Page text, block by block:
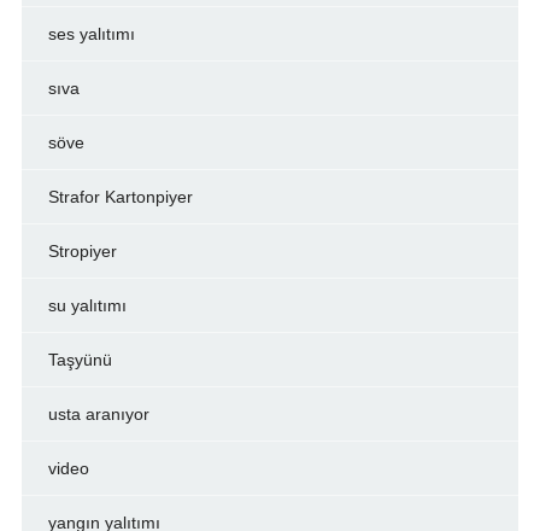
ses yalıtımı
sıva
söve
Strafor Kartonpiyer
Stropiyer
su yalıtımı
Taşyünü
usta aranıyor
video
yangın yalıtımı